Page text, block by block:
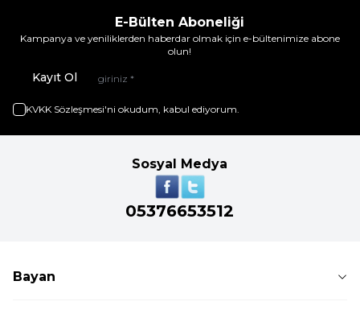
E-Bülten Aboneliği
Kampanya ve yeniliklerden haberdar olmak için e-bültenimize abone
olun!
Kayıt Ol
KVKK Sözleşmesi'ni okudum, kabul ediyorum.
Sosyal Medya
05376653512
Bayan